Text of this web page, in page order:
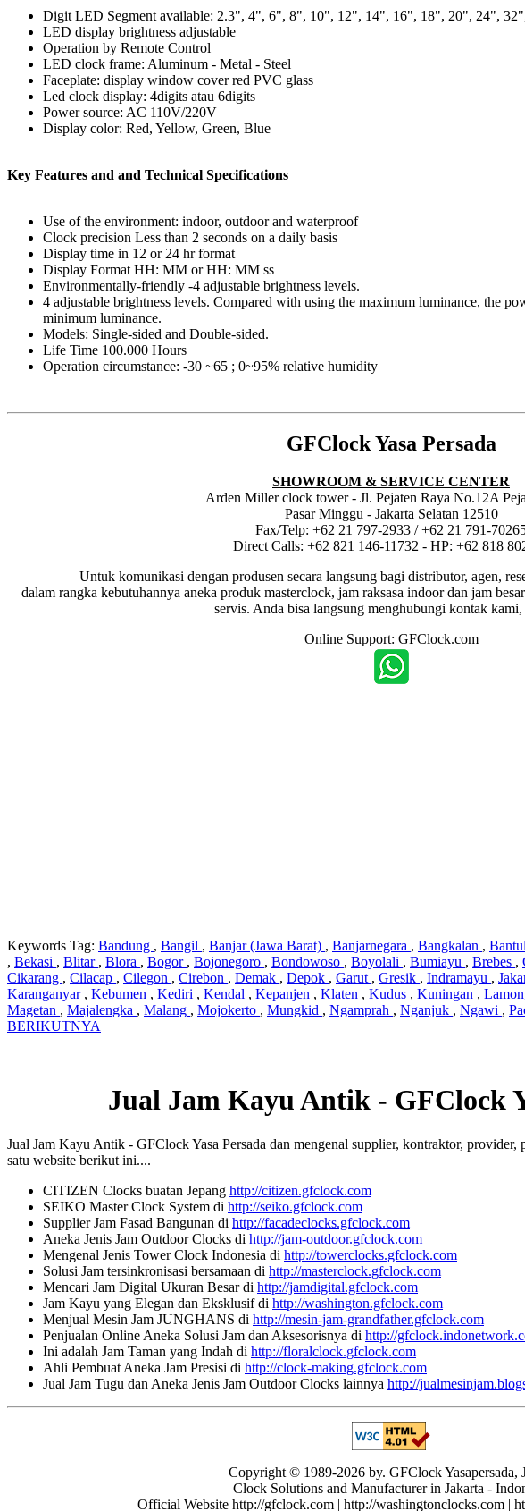
Digit LED Segment available: 2.3", 4", 6", 8", 10", 12", 14", 16", 18", 20", 24",
LED display brightness adjustable
Operation by Remote Control
LED clock frame: Aluminum - Metal - Steel
Faceplate: display window cover red PVC glass
Led clock display: 4digits atau 6digits
Power source: AC 110V/220V
Display color: Red, Yellow, Green, Blue
Key Features and and Technical Specifications
Use of the environment: indoor, outdoor and waterproof
Clock precision Less than 2 seconds on a daily basis
Display time in 12 or 24 hr format
Display Format HH: MM or HH: MM ss
Environmentally-friendly -4 adjustable brightness levels.
4 adjustable brightness levels. Compared with using the maximum luminance, the
minimum luminance.
Models: Single-sided and Double-sided.
Life Time 100.000 Hours
Operation circumstance: -30 ~65 ; 0~95% relative humidity
GFClock Yasa Persada
SHOWROOM & SERVICE CENTER
Arden Miller clock tower - Jl. Pejaten Raya No.12A
Pasar Minggu - Jakarta Selatan 12510
Fax/Telp: +62 21 797-2933 / +62 21 791-
Direct Calls: +62 821 146-11732 - HP: +62 818
Untuk komunikasi dengan produsen secara langsung bagi distributor, agen,
dalam rangka kebutuhannya aneka produk masterclock, jam raksasa indoor dan jam
servis. Anda bisa langsung menghubungi kontak
Online Support: GFClock.com
Keywords Tag: Bandung , Bangil , Banjar (Jawa Barat) , Banjarnegara , Bangkalan , Bantul
, Bekasi , Blitar , Blora , Bogor , Bojonegoro , Bondowoso , Boyolali , Bumiayu , Brebes ,
Cikarang , Cilacap , Cilegon , Cirebon , Demak , Depok , Garut , Gresik , Indramayu ,
Karanganyar , Kebumen , Kediri , Kendal , Kepanjen , Klaten , Kudus , Kuningan ,
Magetan , Majalengka , Malang , Mojokerto , Mungkid , Ngamprah , Nganjuk , Ngawi ,
BERIKUTNYA
Jual Jam Kayu Antik - GFClock
Jual Jam Kayu Antik - GFClock Yasa Persada dan mengenal supplier, kontraktor, provider,
satu website berikut ini....
CITIZEN Clocks buatan Jepang http://citizen.gfclock.com
SEIKO Master Clock System di http://seiko.gfclock.com
Supplier Jam Fasad Bangunan di http://facadeclocks.gfclock.com
Aneka Jenis Jam Outdoor Clocks di http://jam-outdoor.gfclock.com
Mengenal Jenis Tower Clock Indonesia di http://towerclocks.gfclock.com
Solusi Jam tersinkronisasi bersamaan di http://masterclock.gfclock.com
Mencari Jam Digital Ukuran Besar di http://jamdigital.gfclock.com
Jam Kayu yang Elegan dan Eksklusif di http://washington.gfclock.com
Menjual Mesin Jam JUNGHANS di http://mesin-jam-grandfather.gfclock.com
Penjualan Online Aneka Solusi Jam dan Aksesorisnya di http://
Ini adalah Jam Taman yang Indah di http://floralclock.gfclock.com
Ahli Pembuat Aneka Jam Presisi di http://clock-making.gfclock.com
Jual Jam Tugu dan Aneka Jenis Jam Outdoor Clocks lainnya http://
Copyright © 1989-2026 by. GFClock Yasapersada,
Clock Solutions and Manufacturer in Jakarta -
Official Website http://gfclock.com | http://washingtonclocks.com |